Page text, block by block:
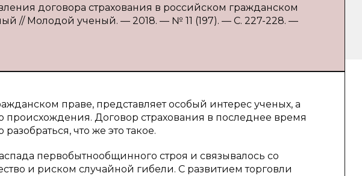
договора страхования в российском гражданском
// Молодой ученый. — 2018. — № 11 (197). — С. 227-228. —
праве, представляет особый интерес ученых, а
происхождения. Договор страхования в последнее время
что же это такое.
первобытнообщинного строя и связывалось со
и риском случайной гибели. С развитием торговли